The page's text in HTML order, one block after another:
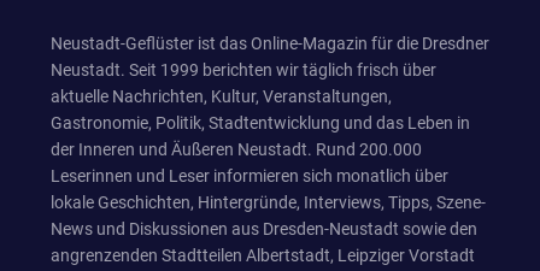
Neustadt-Geflüster ist das Online-Magazin für die Dresdner
Neustadt. Seit 1999 berichten wir täglich frisch über
aktuelle Nachrichten, Kultur, Veranstaltungen,
Gastronomie, Politik, Stadtentwicklung und das Leben in
der Inneren und Äußeren Neustadt. Rund 200.000
Leserinnen und Leser informieren sich monatlich über
lokale Geschichten, Hintergründe, Interviews, Tipps, Szene-
News und Diskussionen aus Dresden-Neustadt sowie den
angrenzenden Stadtteilen Albertstadt, Leipziger Vorstadt